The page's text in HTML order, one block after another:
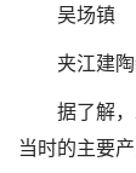
吴场镇
夹江建
据了解
当时的主要